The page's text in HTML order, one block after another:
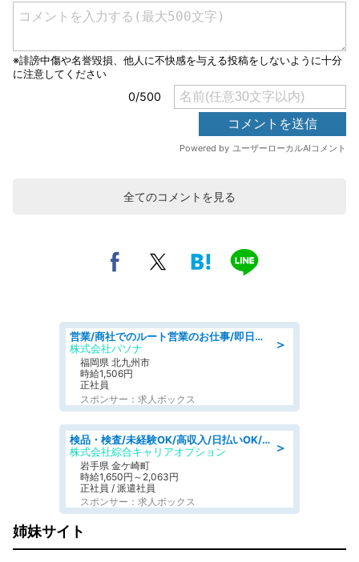
全てのコメントを見る
＞
営業/商社でのルート営業のお仕事/即日勤務可/車通勤可/営業
株式会社パソナ
福岡県 北九州市
時給1,506円
正社員
スポンサー：求人ボックス
＞
検品・検査/未経験OK/高収入/日払いOK/交替制/20・30・40代活躍中
株式会社綜合キャリアオプション
岩手県 金ケ崎町
時給1,650円～2,063円
正社員 / 派遣社員
スポンサー：求人ボックス
姉妹サイト